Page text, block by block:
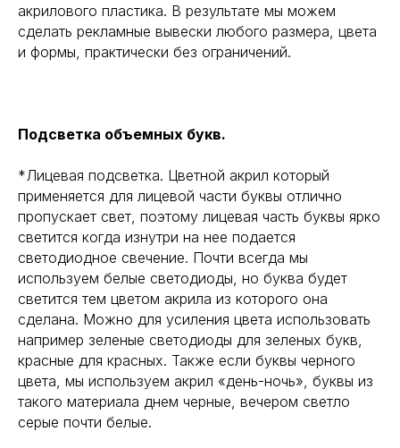
акрилового пластика. В результате мы можем
сделать рекламные вывески любого размера, цвета
и формы, практически без ограничений.
Подсветка объемных букв.
*Лицевая подсветка. Цветной акрил который
применяется для лицевой части буквы отлично
пропускает свет, поэтому лицевая часть буквы ярко
светится когда изнутри на нее подается
светодиодное свечение. Почти всегда мы
используем белые светодиоды, но буква будет
светится тем цветом акрила из которого она
сделана. Можно для усиления цвета использовать
например зеленые светодиоды для зеленых букв,
красные для красных. Также если буквы черного
цвета, мы используем акрил «день-ночь», буквы из
такого материала днем черные, вечером светло
серые почти белые.